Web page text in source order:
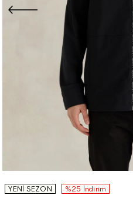
YENİ SEZON %25 İndirim